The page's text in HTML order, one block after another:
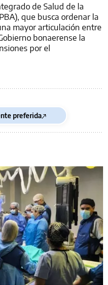
de Salud de la
que busca ordenar la
mayor articulación entre
bonaerense la
por el
preferida